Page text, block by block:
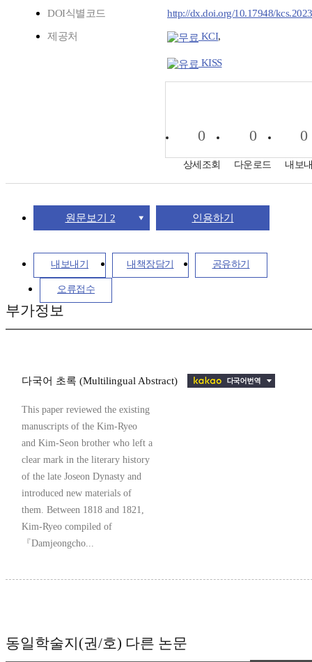
DOI식별코드 http://dx.doi.org/10.17948/
제공처 KCI,
KISS
0
상세조회
0
다운로드
0
내보
원문보기 2 인용하기
내보내기 내책장담기 공유하기
오류접수
부가정보
다국어 초록 (Multilingual Abstract)
This paper reviewed the existing
manuscripts of the Kim-Ryeo
and Kim-Seon brother who left a
clear mark in the literary history
of the late Joseon Dynasty and
introduced new materials of
them. Between 1818 and 1821,
Kim-Ryeo compiled of
『Damjeongcho...
동일학술지(권/호) 다른 논문